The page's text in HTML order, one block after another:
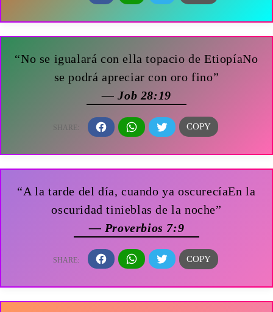
“No se igualará con ella topacio de EtiopíaNo
se podrá apreciar con oro fino”
— Job 28:19
“A la tarde del día, cuando ya oscurecíaEn la
oscuridad tinieblas de la noche”
— Proverbios 7:9